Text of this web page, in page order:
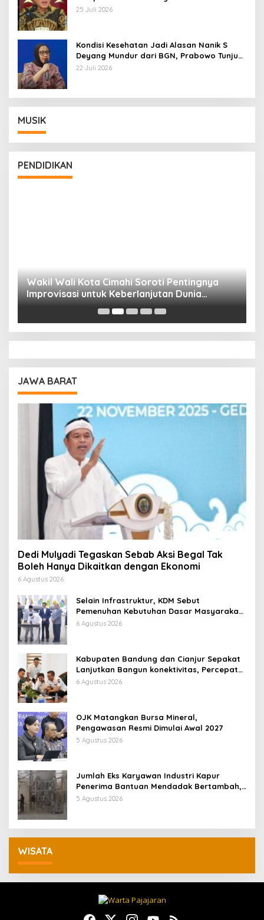
Kriminalisasi
25 Juli 2026
Kondisi Kesehatan Jadi Alasan Nanik S
Deyang Mundur dari BGN, Prabowo Tunjuk
Wamentan Sudaryono
22 Juli 2026
MUSIK
PENDIDIKAN
Wakil Wali Kota Cimahi Soroti Pentingnya
Improvisasi untuk Keberlanjutan Dunia
Pendidikan
JAWA BARAT
Dedi Mulyadi Tegaskan Sebab Aksi Begal Tak
Boleh Hanya Dikaitkan dengan Ekonomi
6 Agustus 2026
Selain Infrastruktur, KDM Sebut
Pemenuhan Kebutuhan Dasar Masyarakat
Jadi Fokus APBD Jabar 2027
6 Agustus 2026
Kabupaten Bandung dan Cianjur Sepakat
Lanjutkan Bangun konektivitas, Percepat
Pertumbuhan Ekonomi Daerah
6 Agustus 2026
OJK Matangkan Bursa Mineral,
Pengawasan Resmi Dimulai Awal 2027
5 Agustus 2026
Jumlah Eks Karyawan Industri Kapur
Penerima Bantuan Mendadak Bertambah,
KDM: Kita Identifikasi
5 Agustus 2026
WISATA